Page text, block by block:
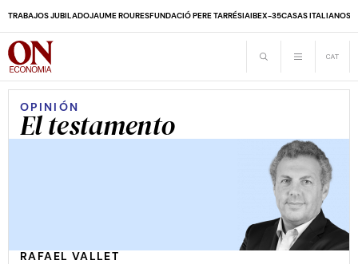
TRABAJOS JUBILADOJAUME ROURESFUNDACIÓ PERE TARRÉSIAIBEX-35CASAS ITALIANOS
OPINIÓN
El testamento
RAFAEL VALLET